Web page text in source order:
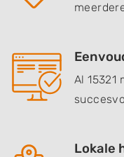
Al 15321
Lokale